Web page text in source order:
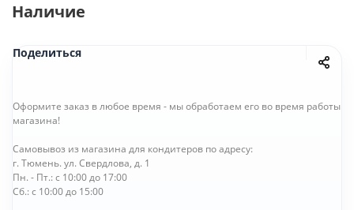
Наличие
Поделиться
Оформите заказ в любое время - мы обработаем его во время работы
магазина!
Самовывоз из магазина для кондитеров по адресу:
г. Тюмень. ул. Свердлова, д. 1
Пн. - Пт.: с 10:00 до 17:00
Сб.: с 10:00 до 15:00